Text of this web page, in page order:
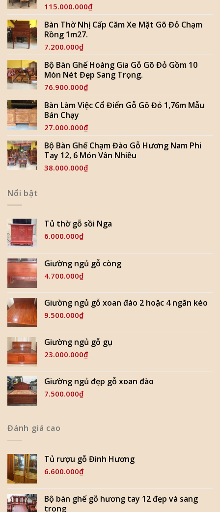
115.000.000₫
Bàn Thờ Nhị Cấp Căm Xe Mặt Gõ Đỏ Chạm
Rồng 1m27.
7.200.000₫
Bộ Bàn Ghế Hoàng Gia Gỗ Gõ Đỏ Gồm 10
Món Nét Đẹp Sang Trọng.
76.900.000₫
Bàn Làm Việc Cổ Điển Gỗ Gõ Đỏ 1,76m Mẫu
Bán Chạy
27.000.000₫
Bộ Bàn Ghế Chạm Đào Gỗ Hương Nam Phi
Tay 12, 6 Món Vân Nhiều
38.000.000₫
Nổi bật
Tủ thờ gỗ sồi Nga
6.000.000₫
Giường ngủ gỗ còng
4.700.000₫
Giường ngủ gỗ xoan đào 2 hoặc 4 ngăn kéo
9.500.000₫
Giường ngủ gỗ gụ
23.000.000₫
Giường ngủ đẹp gỗ xoan đào
7.500.000₫
Đánh giá cao
Tủ rượu gỗ Đinh Hương
6.600.000₫
Bộ bàn ghế gỗ hương tay 12 đẹp và sang
trọng